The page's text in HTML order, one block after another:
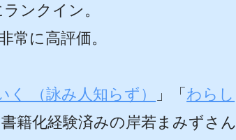
ンクイン。
常に高評価。
（詠み人知らず） 」「 わらし
籍化経験済みの岸若まみずさん